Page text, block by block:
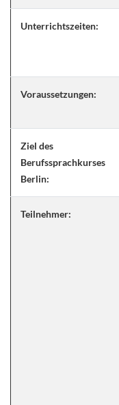
Unterrichtszeiten:
Voraussetzungen:
Ziel des
Berufssprachkurses
Berlin:
Teilnehmer: